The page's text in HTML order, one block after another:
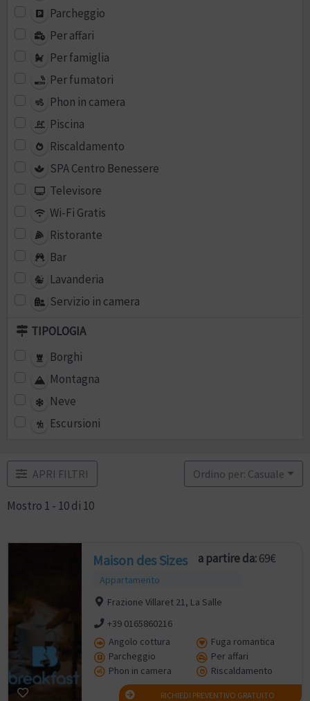
Parcheggio
Per affari
Per famiglia
Per fumatori
Phon in camera
Piscina
Riscaldamento
SPA Centro Benessere
Televisore
Wi-Fi Gratis
Ristorante
Bar
Lavanderia
Servizio in camera
TIPOLOGIA
Borghi
Montagna
Neve
Escursioni
APRI FILTRI
Mostro 1 - 10 di 10
Ordino per: Casuale
Maison des Sizes
Appartamento
a partire da:69€
Frazione Villaret 21, La Salle
+39 0165860216
Angolo cottura
Fuga romantica
Parcheggio
Per affari
Phon in camera
Riscaldamento
RICHIEDI PREVENTIVO GRATUITO